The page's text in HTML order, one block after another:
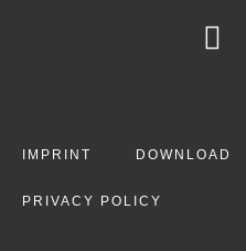
IMPRINT DOWNLOAD
PRIVACY POLICY